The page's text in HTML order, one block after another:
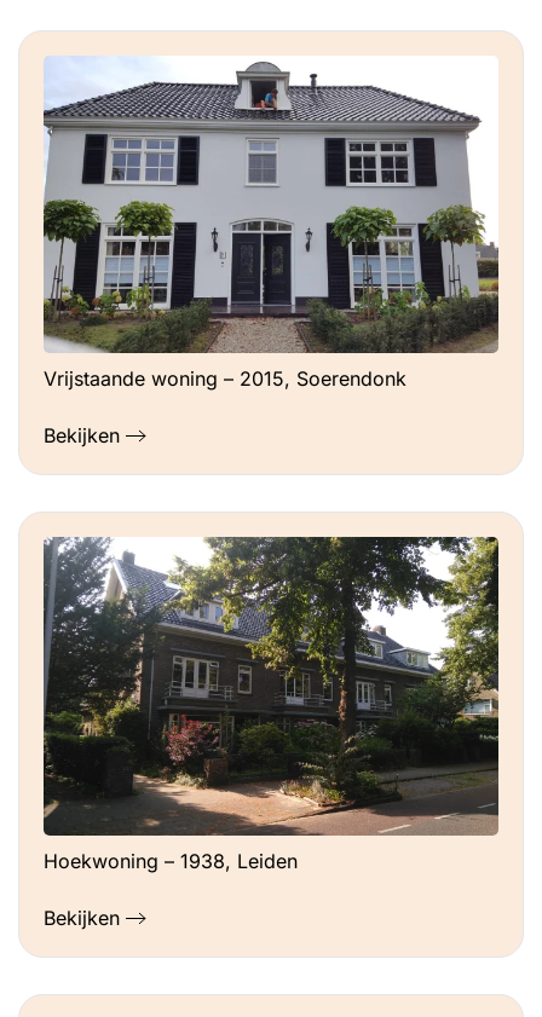
Vrijstaande woning – 2015, Soerendonk
Bekijken
Hoekwoning – 1938, Leiden
Bekijken